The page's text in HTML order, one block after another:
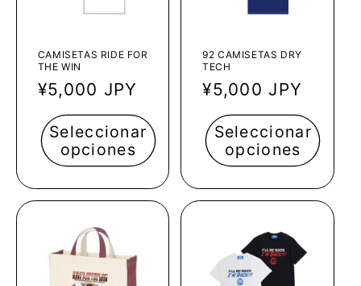
CAMISETAS RIDE FOR
THE WIN
Precio
habitual
¥5,000 JPY
Seleccionar
opciones
92 CAMISETAS DRY
TECH
Precio
habitual
¥5,000 JPY
Seleccionar
opciones